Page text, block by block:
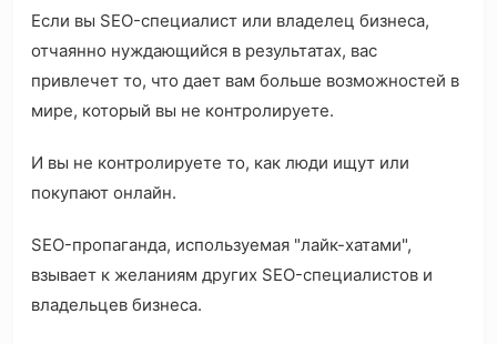
Если вы SEO-специалист или владелец бизнеса,
отчаянно нуждающийся в результатах, вас
привлечет то, что дает вам больше возможностей в
мире, который вы не контролируете.
И вы не контролируете то, как люди ищут или
покупают онлайн.
SEO-пропаганда, используемая "лайк-хатами",
взывает к желаниям других SEO-специалистов и
владельцев бизнеса.